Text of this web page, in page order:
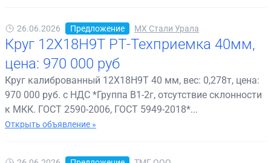
26.06.2026 Предложение МХ Стали Урала
Круг 12Х18Н9Т РТ-Техприемка 40мм,
цена: 970 000 руб
Круг калиброванный 12Х18Н9Т 40 мм, вес: 0,278т, цена:
970 000 руб. с НДС *Группа В1-2г, отсутствие склонности
к МКК. ГОСТ 2590-2006, ГОСТ 5949-2018*...
Открыть объявление »